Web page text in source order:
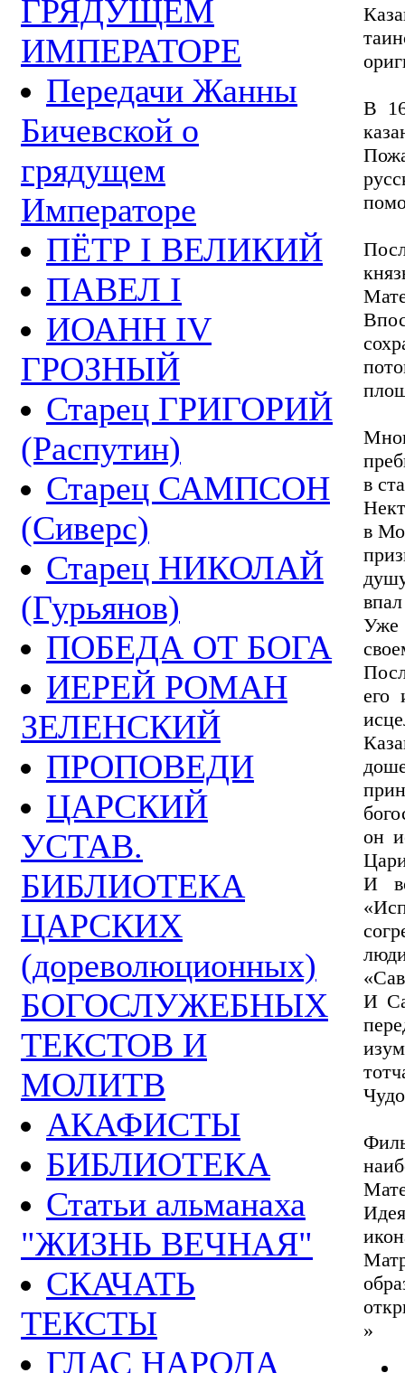
ГРЯДУЩЕМ
ИМПЕРАТОРЕ
Передачи Жанны
Бичевской о
грядущем
Императоре
ПЁТР I ВЕЛИКИЙ
ПАВЕЛ I
ИОАНН IV
ГРОЗНЫЙ
Старец ГРИГОРИЙ
(Распутин)
Старец САМПСОН
(Сиверс)
Старец НИКОЛАЙ
(Гурьянов)
ПОБЕДА ОТ БОГА
ИЕРЕЙ РОМАН
ЗЕЛЕНСКИЙ
ПРОПОВЕДИ
ЦАРСКИЙ
УСТАВ.
БИБЛИОТЕКА
ЦАРСКИХ
(дореволюционных)
БОГОСЛУЖЕБНЫХ
ТЕКСТОВ И
МОЛИТВ
АКАФИСТЫ
БИБЛИОТЕКА
Статьи альманаха
"ЖИЗНЬ ВЕЧНАЯ"
СКАЧАТЬ
ТЕКСТЫ
ГЛАС НАРОДА
В
в
в
Уже
его
он
И
И
»